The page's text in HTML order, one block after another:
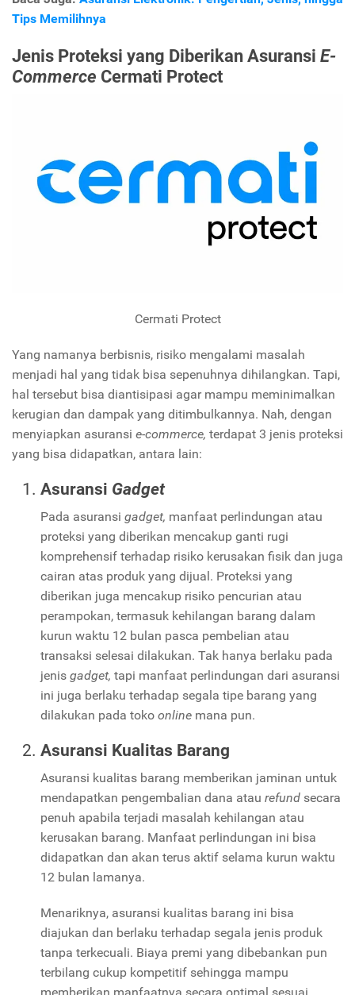
Tips Memilihnya
Jenis Proteksi yang Diberikan Asuransi E-
Commerce Cermati Protect
Cermati Protect
Yang namanya berbisnis, risiko mengalami masalah
menjadi hal yang tidak bisa sepenuhnya dihilangkan. Tapi,
hal tersebut bisa diantisipasi agar mampu meminimalkan
kerugian dan dampak yang ditimbulkannya. Nah, dengan
menyiapkan asuransi e-commerce, terdapat 3 jenis proteksi
yang bisa didapatkan, antara lain:
Asuransi Gadget
Pada asuransi gadget, manfaat perlindungan atau
proteksi yang diberikan mencakup ganti rugi
komprehensif terhadap risiko kerusakan fisik dan juga
cairan atas produk yang dijual. Proteksi yang
diberikan juga mencakup risiko pencurian atau
perampokan, termasuk kehilangan barang dalam
kurun waktu 12 bulan pasca pembelian atau
transaksi selesai dilakukan. Tak hanya berlaku pada
jenis gadget, tapi manfaat perlindungan dari asuransi
ini juga berlaku terhadap segala tipe barang yang
dilakukan pada toko online mana pun.
Asuransi Kualitas Barang
Asuransi kualitas barang memberikan jaminan untuk
mendapatkan pengembalian dana atau refund secara
penuh apabila terjadi masalah kehilangan atau
kerusakan barang. Manfaat perlindungan ini bisa
didapatkan dan akan terus aktif selama kurun waktu
12 bulan lamanya.
Menariknya, asuransi kualitas barang ini bisa
diajukan dan berlaku terhadap segala jenis produk
tanpa terkecuali. Biaya premi yang dibebankan pun
terbilang cukup kompetitif sehingga mampu